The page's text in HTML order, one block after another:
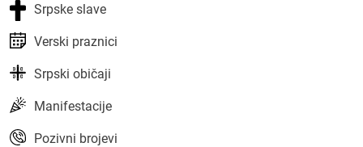
Srpske slave
Verski praznici
Srpski običaji
Manifestacije
Pozivni brojevi